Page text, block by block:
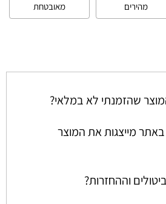
מהירים
מאובטחת
שהזמנתי לא במלאי?
מייצגות את המוצר
וההחזרות?